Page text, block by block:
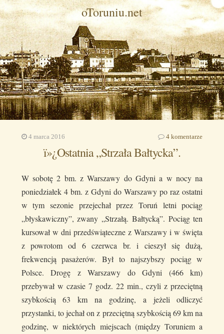
oToruniu.net
4 marca 2016 4 komentarze
ï»¿Ostatnia „Strzała Bałtycka”.
W sobotę 2 bm. z Warszawy do Gdyni a w nocy na
poniedziałek 4 bm. z Gdyni do Warszawy po raz ostatni
w tym sezonie przejechał przez Toruń letni pociąg
„błyskawiczny”, zwany „Strzałą. Bałtycką”. Pociąg ten
kursował w dni przedświąteczne z Warszawy i w święta
z powrotom od 6 czerwca br. i cieszył się dużą,
frekwencją pasażerów. Był to najszybszy pociąg w
Polsce. Drogę z Warszawy do Gdyni (466 km)
przebywał w czasie 7 godz. 22 min., czyli z przeciętną
szybkością 63 km na godzinę, a jeżeli odliczyć
przystanki, to jechał on z przeciętną szybkością 69 km na
godzinę, w niektórych miejscach (między Toruniem a